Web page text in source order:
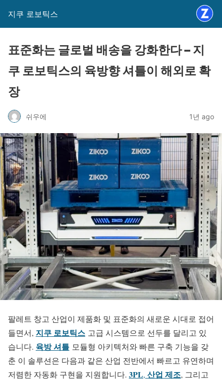
지쿠 로보틱스
표준화는 글로벌 배송을 강화한다 – 지
쿠 로보틱스의 육방향 셔틀이 해외로 확
장
쉬우에 1년 ago
팔레트 창고 산업이 제품화 및 표준화의 새로운 시대로 접어
들면서, 지쿠 로보틱스 고급 시스템으로 선두를 달리고 있
습니다. 육방 셔틀 모듈형 아키텍처와 빠른 구축 기능을 갖
춘 이 솔루션은 다음과 같은 산업 전반에서 빠르고 유연하며
저렴한 자동화 구현을 지원합니다. 3PL, 산업 제조, 그리고